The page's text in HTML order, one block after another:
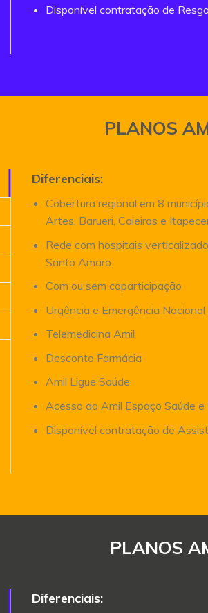
Disponível contratação de
PLANOS
Diferenciais:
Cobertura regional em 8
Artes, Barueri, Caieiras e
Rede com hospitais
Santo Amaro.
Com ou sem coparticipação
Urgência e Emergência
Telemedicina Amil
Desconto Farmácia
Amil Ligue Saúde
Acesso ao Amil Espaço Saúde
Disponível contratação de
PLANOS
Diferenciais: